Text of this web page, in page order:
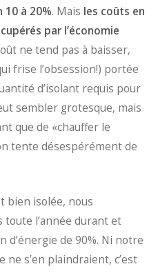
10 à 20%. Mais les coûts en
par l’économie
ne tend pas à baisser,
frise l’obsession!) portée
d’isolant requis pour
sembler grotesque, mais
que de «chauffer le
tente désespérément de
bien isolée, nous
l’année durant et
de 90%. Ni notre
s’en plaindraient, c’est